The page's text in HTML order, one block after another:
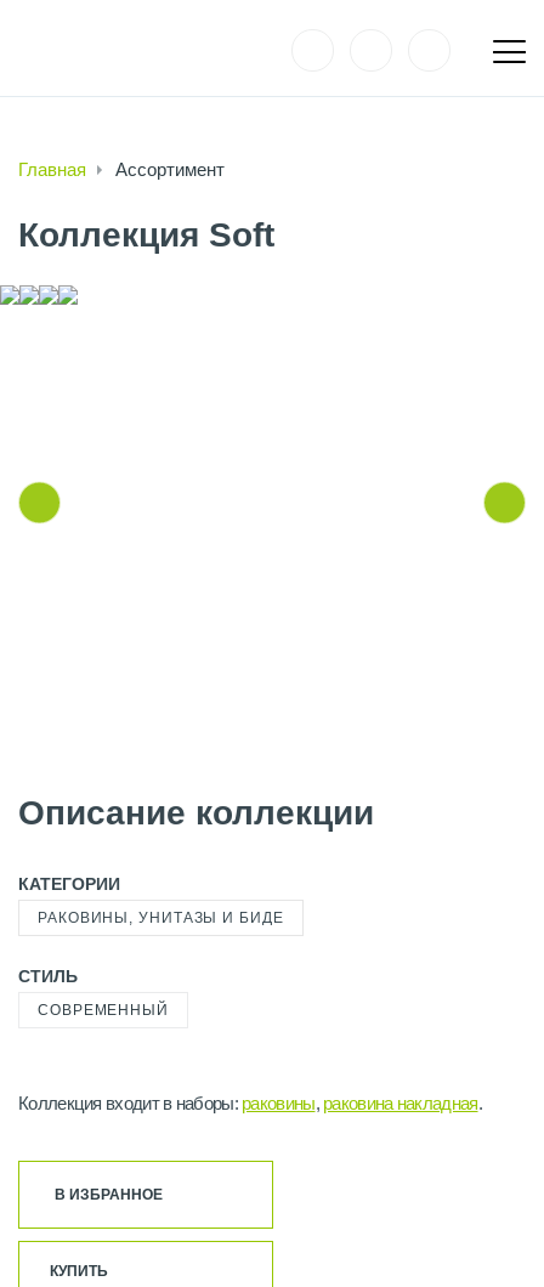
Главная Ассортимент
Коллекция Soft
Описание коллекции
КАТЕГОРИИ
РАКОВИНЫ, УНИТАЗЫ И БИДЕ
СТИЛЬ
СОВРЕМЕННЫЙ
Коллекция входит в наборы: раковины, раковина накладная.
В ИЗБРАННОЕ
КУПИТЬ